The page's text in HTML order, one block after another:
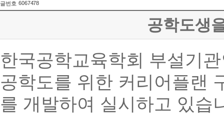
글번호 6067478
공학도생
한국공학교육학회 부설기
공학도를 위한 커리어플랜
를 개발하여 실시하고 있습